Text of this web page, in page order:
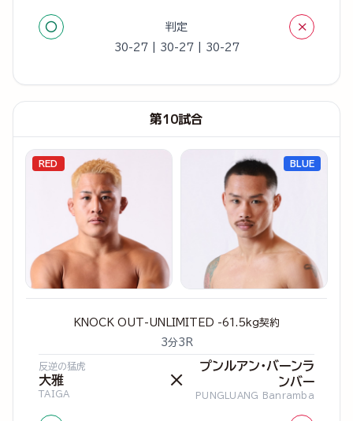
○ 判定 ×
30-27 | 30-27 | 30-27
第10試合
RED
KNOCK OUT-UNLIMITED -61.5kg契約
3分3R
反逆の猛虎
大雅
TAIGA
×
プンルアン・バーンラ
ンバー
PUNGLUANG Banramba
BLUE